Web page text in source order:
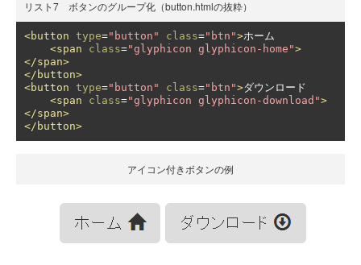
リスト7 ボタンのグループ化（button.htmlの抜粋）
<button type="button" class="btn">ホーム
<span
class="glyphicon glyphicon-home">
</span>
</button>
<button type="button" class="btn">ダウンロード
<span
class="glyphicon glyphicon-download">
</span>
</button>
アイコン付きボタンの例